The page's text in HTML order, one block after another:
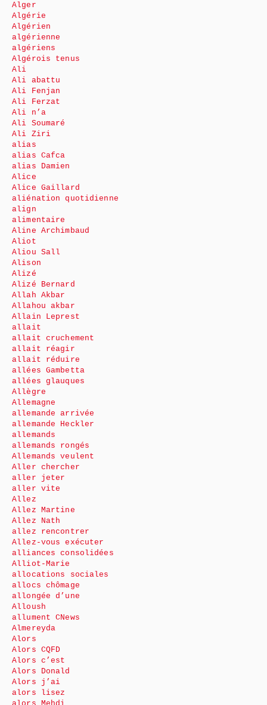
Alger
Algérie
Algérien
algérienne
algériens
Algérois tenus
Ali
Ali abattu
Ali Fenjan
Ali Ferzat
Ali n’a
Ali Soumaré
Ali Ziri
alias
alias Cafca
alias Damien
Alice
Alice Gaillard
aliénation quotidienne
align
alimentaire
Aline Archimbaud
Aliot
Aliou Sall
Alison
Alizé
Alizé Bernard
Allah Akbar
Allahou akbar
Allain Leprest
allait
allait cruchement
allait réagir
allait réduire
allées Gambetta
allées glauques
Allègre
Allemagne
allemande arrivée
allemande Heckler
allemands
allemands rongés
Allemands veulent
Aller chercher
aller jeter
aller vite
Allez
Allez Martine
Allez Nath
allez rencontrer
Allez-vous exécuter
alliances consolidées
Alliot-Marie
allocations sociales
allocs chômage
allongée d’une
Alloush
allument CNews
Almereyda
Alors
Alors CQFD
Alors c’est
Alors Donald
Alors j’ai
alors lisez